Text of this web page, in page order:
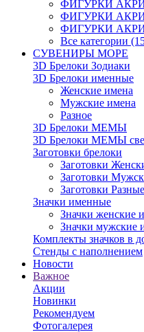
ФИГУРКИ
ФИГУРКИ
ФИГУРКИ
Все категории
СУВЕНИРЫ МОРЕ
3D Брелоки Зодиаки
3D Брелоки именные
Женские имена
Мужские имена
Разное
3D Брелоки МЕМЫ
3D Брелоки МЕМЫ
Заготовки брелоки
Заготовки
Заготовки
Заготовки Разные
Значки именные
Значки женские
Значки мужские
Комплекты значков в
Стенды с наполнением
Новости
Важное
Акции
Новинки
Рекомендуем
Фотогалерея